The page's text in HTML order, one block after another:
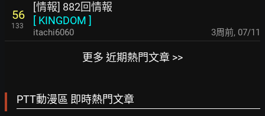
56
133
[情報] 882回情報
[ KINGDOM ]
itachi6060 3周前, 07/11
更多 近期熱門文章 >>
PTT動漫區 即時熱門文章